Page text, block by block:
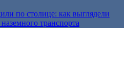
по столице: как выглядели
транспорта